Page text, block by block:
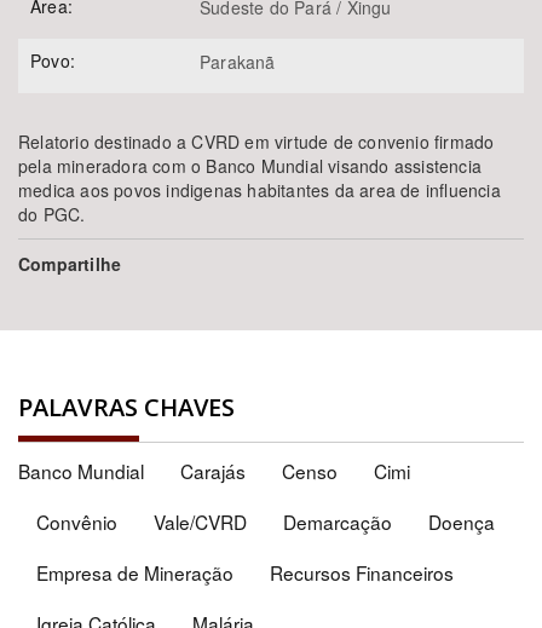
Área: Sudeste do Pará / Xingu
Povo: Parakanã
Relatorio destinado a CVRD em virtude de convenio firmado
pela mineradora com o Banco Mundial visando assistencia
medica aos povos indigenas habitantes da area de influencia
do PGC.
Compartilhe
PALAVRAS CHAVES
Banco Mundial Carajás Censo
Cimi
Convênio
Vale/CVRD Demarcação
Doença
Empresa de Mineração
Recursos Financeiros